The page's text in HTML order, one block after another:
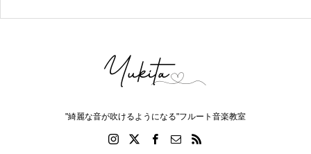
"綺麗な音が吹けるようになる"フルート音楽教室